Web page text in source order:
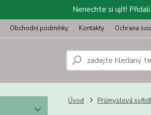
Nenechte si ujít!
Obchodní podmínky Kontakty Ochrana
Úvod Průmyslová